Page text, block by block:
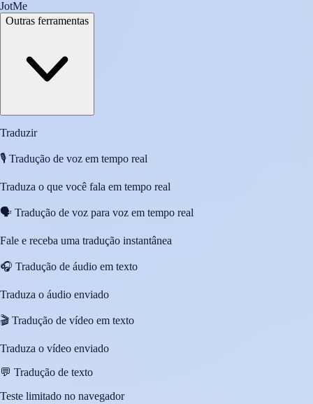
JotMe
Outras ferramentas
Traduzir
🎙️ Tradução de voz em tempo real
Traduza o que você fala em tempo real
🗣️ Tradução de voz para voz em tempo real
Fale e receba uma tradução instantânea
🎧 Tradução de áudio em texto
Traduza o áudio enviado
🎬 Tradução de vídeo em texto
Traduza o vídeo enviado
💬 Tradução de texto
Teste limitado no navegador